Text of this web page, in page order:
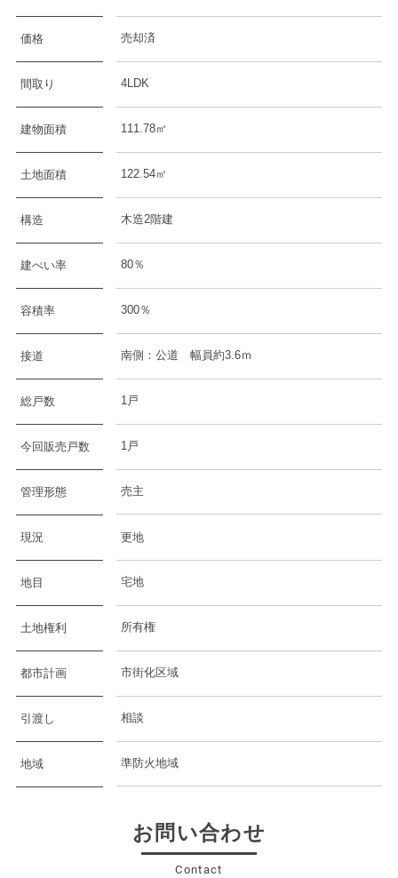
価格 売却済
間取り 4LDK
建物面積 111.78㎡
土地面積 122.54㎡
構造 木造2階建
建ぺい率 80％
容積率 300％
接道 南側：公道 幅員約3.6ｍ
総戸数 1戸
今回販売戸数 1戸
管理形態 売主
現況 更地
地目 宅地
土地権利 所有権
都市計画 市街化区域
引渡し 相談
地域 準防火地域
お問い合わせ
Contact